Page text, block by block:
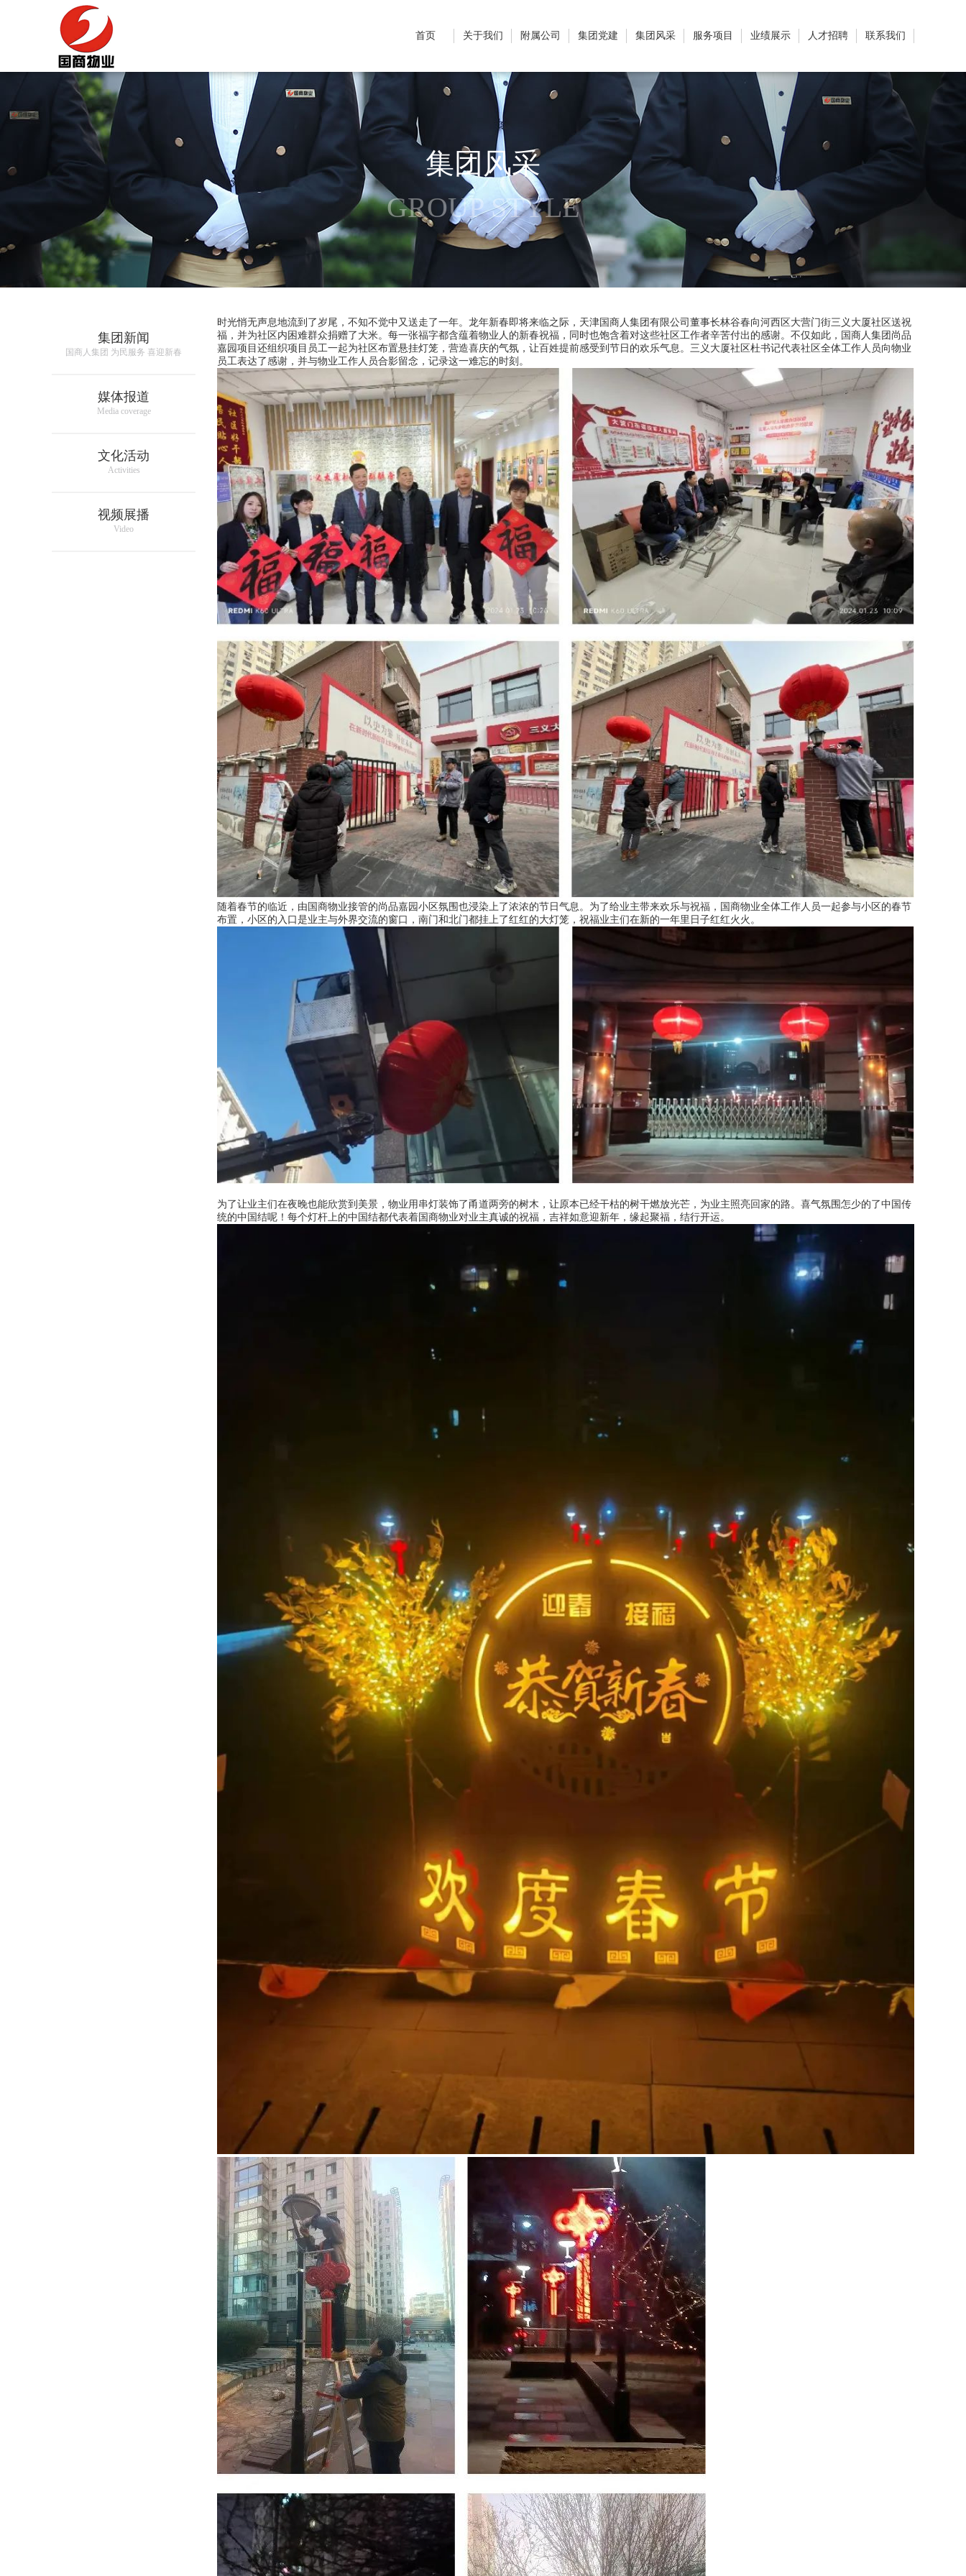
首页 关于我们 附属公司 集团党建 集团风采 服务项目 业绩展示 人才招聘 联系我们
集团风采
GROUP STYLE
集团新闻
国商人集团 为民服务 喜迎新春
媒体报道
Media coverage
文化活动
Activities
视频展播
Video
时光悄无声息地流到了岁尾，不知不觉中又送走了一年。龙年新春即将来临之际，天津国商人集团有限公司董事长林谷春向河西区大营门街三义大厦社区送祝
福，并为社区内困难群众捐赠了大米。每一张福字都含蕴着物业人的新春祝福，同时也饱含着对这些社区工作者辛苦付出的感谢。不仅如此，国商人集团尚品
嘉园项目还组织项目员工一起为社区布置悬挂灯笼，营造喜庆的气氛，让百姓提前感受到节日的欢乐气息。三义大厦社区杜书记代表社区全体工作人员向物业
员工表达了感谢，并与物业工作人员合影留念，记录这一难忘的时刻。
随着春节的临近，由国商物业接管的尚品嘉园小区氛围也浸染上了浓浓的节日气息。为了给业主带来欢乐与祝福，国商物业全体工作人员一起参与小区的春节
布置，小区的入口是业主与外界交流的窗口，南门和北门都挂上了红红的大灯笼，祝福业主们在新的一年里日子红红火火。
为了让业主们在夜晚也能欣赏到美景，物业用串灯装饰了甬道两旁的树木，让原本已经干枯的树干燃放光芒，为业主照亮回家的路。喜气氛围怎少的了中国传
统的中国结呢！每个灯杆上的中国结都代表着国商物业对业主真诚的祝福，吉祥如意迎新年，缘起聚福，结行开运。